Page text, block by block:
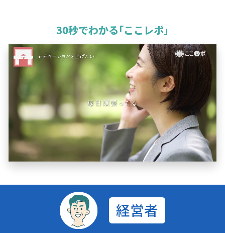
30秒でわかる｢ここレポ｣
経営者